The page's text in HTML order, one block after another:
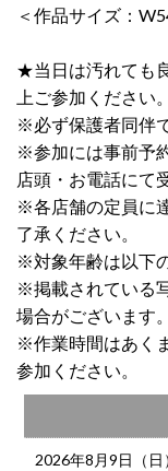
＜作品サイズ：
★当日は汚れても
上ご参加ください。
※必ず保護者同伴
※参加には事前予
店頭・お電話にて
※各店舗の定員に
了承ください。
※対象年齢は以下
※掲載されている
場合がございます。
※作業時間はあく
参加ください。
2026年8月9日（日